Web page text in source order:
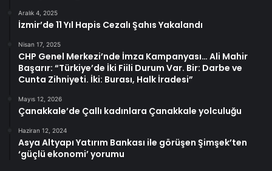
Aralık 4, 2025
İzmir’de 11 Yıl Hapis Cezalı Şahıs Yakalandı
Nisan 17, 2025
CHP Genel Merkezi’nde İmza Kampanyası… Ali Mahir
Başarır: “Türkiye’de İki Fiili Durum Var. Bir: Darbe ve
Cunta Zihniyeti. İki: Burası, Halk İradesi”
Mayıs 12, 2026
Çanakkale’de Çallı kadınlara Çanakkale yolculuğu
Haziran 12, 2024
Asya Altyapı Yatırım Bankası ile görüşen Şimşek’ten
‘güçlü ekonomi’ yorumu